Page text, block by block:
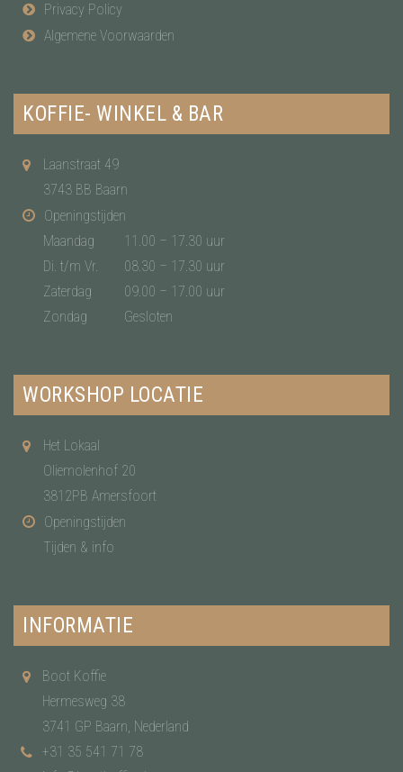
Privacy Policy
Algemene Voorwaarden
KOFFIE- WINKEL & BAR
Laanstraat 49
3743 BB Baarn
Openingstijden
Maandag
11.00 – 17.30 uur
Di. t/m Vr.
08.30 – 17.30 uur
Zaterdag
09.00 – 17.00 uur
Zondag
Gesloten
WORKSHOP LOCATIE
Het Lokaal
Oliemolenhof 20
3812PB Amersfoort
Openingstijden
Tijden & info
INFORMATIE
Boot Koffie
Hermesweg 38
3741 GP Baarn, Nederland
+31 35 541 71 78